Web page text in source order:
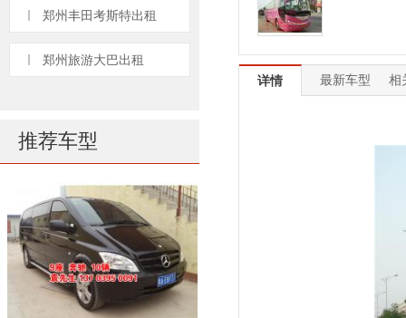
郑州丰田考斯特出租
郑州旅游大巴出租
推荐车型
详情 最新车型 相